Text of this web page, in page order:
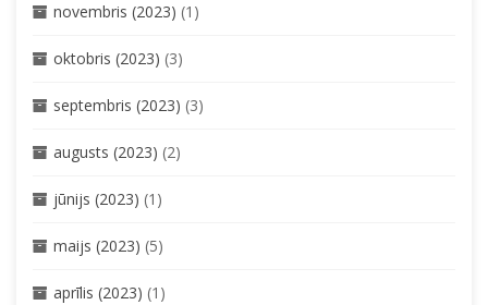
novembris (2023) (1)
oktobris (2023) (3)
septembris (2023) (3)
augusts (2023) (2)
jūnijs (2023) (1)
maijs (2023) (5)
aprīlis (2023) (1)